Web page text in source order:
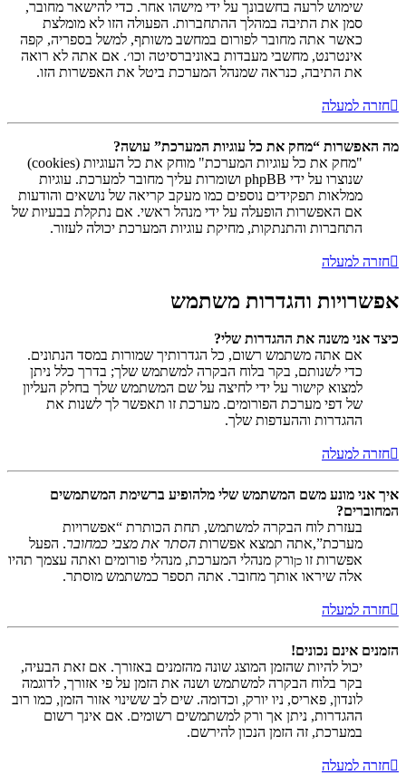
שימוש לרעה בחשבונך על ידי מישהו אחר. כדי להישאר מחובר,
סמן את התיבה במהלך ההתחברות. הפעולה הזו לא מומלצת
כאשר אתה מחובר לפורום במחשב משותף, למשל בספריה, קפה
אינטרנט, מחשבי מעבדות באוניברסיטה וכו׳. אם אתה לא רואה
את התיבה, כנראה שמנהל המערכת ביטל את האפשרות הזו.
חזרה למעלה
מה האפשרות “מחק את כל עוגיות המערכת” עושה?
"מחק את כל עוגיות המערכת" מוחק את כל העוגיות (cookies)
שנוצרו על ידי phpBB ושומרות עליך מחובר למערכת. עוגיות
ממלאות תפקידים נוספים כמו מעקב קריאה של נושאים והודעות
אם האפשרות הופעלה על ידי מנהל ראשי. אם נתקלת בבעיות של
התחברות והתנתקות, מחיקת עוגיות המערכת יכולה לעזור.
חזרה למעלה
אפשרויות והגדרות משתמש
כיצד אני משנה את ההגדרות שלי?
אם אתה משתמש רשום, כל הגדרותיך שמורות במסד הנתונים.
כדי לשנותם, בקר בלוח הבקרה למשתמש שלך; בדרך כלל ניתן
למצוא קישור על ידי לחיצה על שם המשתמש שלך בחלק העליון
של דפי מערכת הפורומים. מערכת זו תאפשר לך לשנות את
ההגדרות וההעדפות שלך.
חזרה למעלה
איך אני מונע משם המשתמש שלי מלהופיע ברשימת המשתמשים
המחוברים?
בעזרת לוח הבקרה למשתמש, תחת הכותרת “אפשרויות
מערכת”,אתה תמצא אפשרות הסתר את מצבי כמחובר. הפעל
אפשרות זו כןורק מנהלי המערכת, מנהלי פורומים ואתה עצמך תהיו
אלה שיראו אותך מחובר. אתה תספר כמשתמש מוסתר.
חזרה למעלה
הזמנים אינם נכונים!
יכול להיות שהזמן המוצג שונה מהזמנים באזורך. אם זאת הבעיה,
בקר בלוח הבקרה למשתמש ושנה את הזמן על פי אזורך, לדוגמה
לונדון, פאריס, ניו יורק, וכדומה. שים לב ששינוי אזור הזמן, כמו רוב
ההגדרות, ניתן אך ורק למשתמשים רשומים. אם אינך רשום
במערכת, זה הזמן הנכון להירשם.
חזרה למעלה